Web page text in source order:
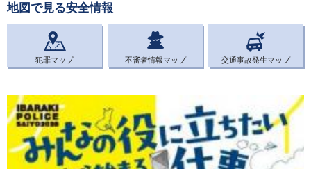
地図で見る安全情報
犯罪マップ 不審者情報マップ 交通事故発生マップ